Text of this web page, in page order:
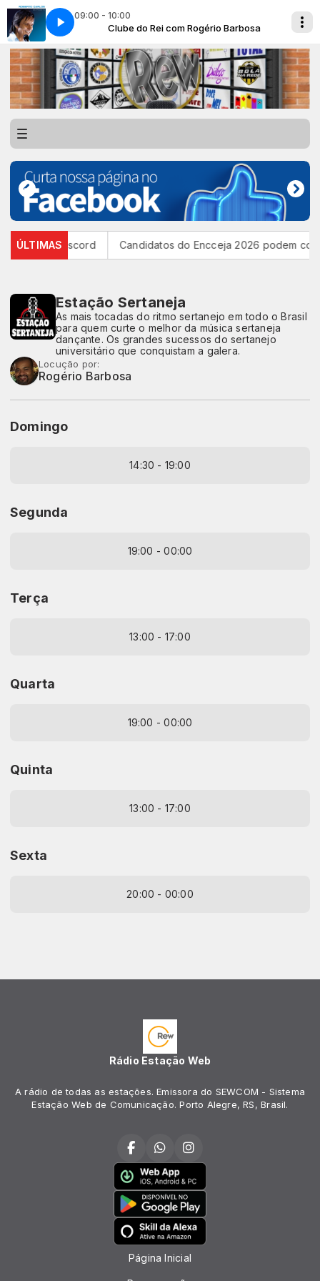
09:00 - 10:00
Barbosa Clube do Rei com Rogério Barbosa
Que Eu Amo Roberto Carlos - A Mulher Que Eu Amo
ÚLTIMASDiscord Candidatos do Encceja 2026 podem
Estação Sertaneja
As mais tocadas do ritmo sertanejo em todo o Brasil
para quem curte o melhor da música sertaneja
dançante. Os grandes sucessos do sertanejo
universitário que conquistam a galera.
Locução por:
Rogério Barbosa
Domingo
14:30 - 19:00
Segunda
19:00 - 00:00
Terça
13:00 - 17:00
Quarta
19:00 - 00:00
Quinta
13:00 - 17:00
Sexta
20:00 - 00:00
Rádio Estação Web
A rádio de todas as estações. Emissora do SEWCOM - Sistema
Estação Web de Comunicação. Porto Alegre, RS, Brasil.
Página Inicial